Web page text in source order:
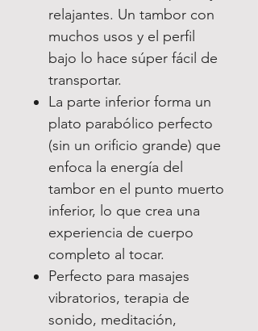
relajantes. Un tambor con
muchos usos y el perfil
bajo lo hace súper fácil de
transportar.
La parte inferior forma un
plato parabólico perfecto
(sin un orificio grande) que
enfoca la energía del
tambor en el punto muerto
inferior, lo que crea una
experiencia de cuerpo
completo al tocar.
Perfecto para masajes
vibratorios, terapia de
sonido, meditación,